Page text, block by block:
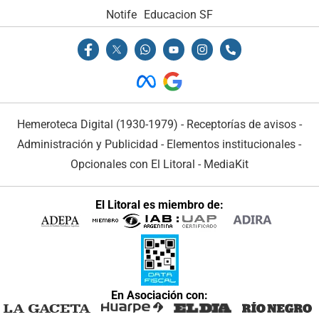
Notife
Educacion SF
Hemeroteca Digital (1930-1979) - Receptorías de avisos -
Administración y Publicidad - Elementos institucionales -
Opcionales con El Litoral - MediaKit
El Litoral es miembro de:
En Asociación con: